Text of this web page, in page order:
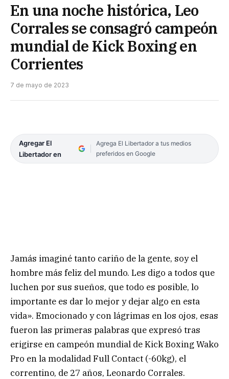
En una noche histórica, Leo
Corrales se consagró campeón
mundial de Kick Boxing en
Corrientes
7 de mayo de 2023
Agregar El
Libertador en
Agrega El Libertador a tus medios
preferidos en Google
Jamás imaginé tanto cariño de la gente, soy el
hombre más feliz del mundo. Les digo a todos que
luchen por sus sueños, que todo es posible, lo
importante es dar lo mejor y dejar algo en esta
vida». Emocionado y con lágrimas en los ojos, esas
fueron las primeras palabras que expresó tras
erigirse en campeón mundial de Kick Boxing Wako
Pro en la modalidad Full Contact (-60kg), el
correntino, de 27 años, Leonardo Corrales.